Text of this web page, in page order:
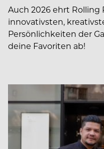
Auch 2026 ehrt Rolling
innovativsten,
Persönlichkeiten der
deine Favoriten ab!